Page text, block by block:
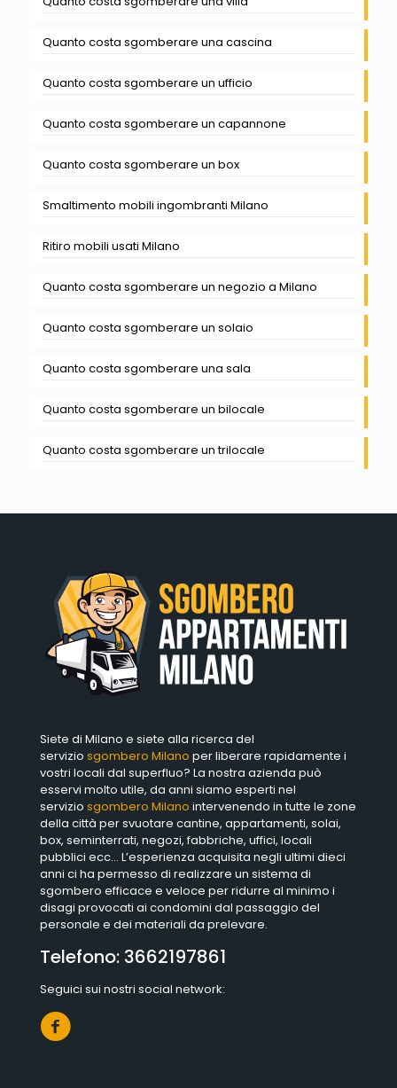
Quanto costa sgomberare una cascina
Quanto costa sgomberare un ufficio
Quanto costa sgomberare un capannone
Quanto costa sgomberare un box
Smaltimento mobili ingombranti Milano
Ritiro mobili usati Milano
Quanto costa sgomberare un negozio a Milano
Quanto costa sgomberare un solaio
Quanto costa sgomberare una sala
Quanto costa sgomberare un bilocale
Quanto costa sgomberare un trilocale
Siete di Milano e siete alla ricerca del
servizio sgombero Milano per liberare rapidamente i
vostri locali dal superfluo? La nostra azienda può
esservi molto utile, da anni siamo esperti nel
servizio sgombero Milano intervenendo in tutte le zone
della città per svuotare cantine, appartamenti, solai,
box, seminterrati, negozi, fabbriche, uffici, locali
pubblici ecc… L’esperienza acquisita negli ultimi dieci
anni ci ha permesso di realizzare un sistema di
sgombero efficace e veloce per ridurre al minimo i
disagi provocati ai condomini dal passaggio del
personale e dei materiali da prelevare.
Telefono: 3662197861
Seguici sui nostri social network: